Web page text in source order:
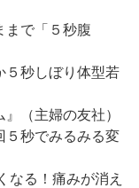
まで「５秒腹
５秒しぼり体型若
（主婦の友社）
５秒でみるみる変
なる！痛みが消え